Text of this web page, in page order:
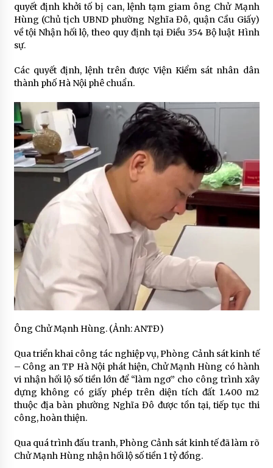
quyết định khởi tố bị can, lệnh tạm giam ông Chử Mạnh
Hùng (Chủ tịch UBND phường Nghĩa Đô, quận Cầu Giấy)
về tội Nhận hối lộ, theo quy định tại Điều 354 Bộ luật Hình
sự.
Các quyết định, lệnh trên được Viện Kiểm sát nhân dân
thành phố Hà Nội phê chuẩn.
Ông Chử Mạnh Hùng. (Ảnh: ANTĐ)
Qua triển khai công tác nghiệp vụ, Phòng Cảnh sát kinh tế
– Công an TP Hà Nội phát hiện, Chử Mạnh Hùng có hành
vi nhận hối lộ số tiền lớn để “làm ngơ” cho công trình xây
dựng không có giấy phép trên diện tích đất 1.400 m2
thuộc địa bàn phường Nghĩa Đô được tồn tại, tiếp tục thi
công, hoàn thiện.
Qua quá trình đấu tranh, ​Phòng Cảnh sát kinh tế đã làm rõ
Chử Mạnh Hùng nhận hối lộ số tiền 1 tỷ đồng.